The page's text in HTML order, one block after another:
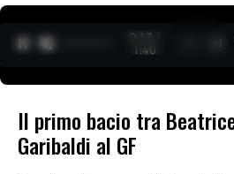
0:14 /
1:40
Il primo bacio tra
Garibaldi al GF